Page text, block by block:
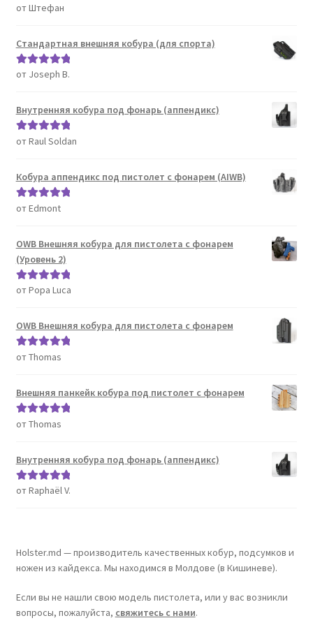
Оценка5из
от Штефан
Стандартная внешняя кобура (для спорта)
Оценка5из
от Joseph B.
Внутренняя кобура под фонарь (аппендикс)
Оценка5из
от Raul Soldan
Кобура аппендикс под пистолет с фонарем (AIWB)
Оценка5из
от Edmont
OWB Внешняя кобура для пистолета с фонарем
(Уровень 2)
Оценка 5 из
от Popa Luca
OWB Внешняя кобура для пистолета с фонарем
Оценка5из
от Thomas
Внешняя панкейк кобура под пистолет с фонарем
Оценка5из
от Thomas
Внутренняя кобура под фонарь (аппендикс)
Оценка5из
от Raphaël V.
Holster.md — производитель качественных кобур, подсумков и
ножен из кайдекса. Мы находимся в Молдове (в Кишиневе).
Если вы не нашли свою модель пистолета, или у вас возникли
вопросы, пожалуйста, свяжитесь с нами.